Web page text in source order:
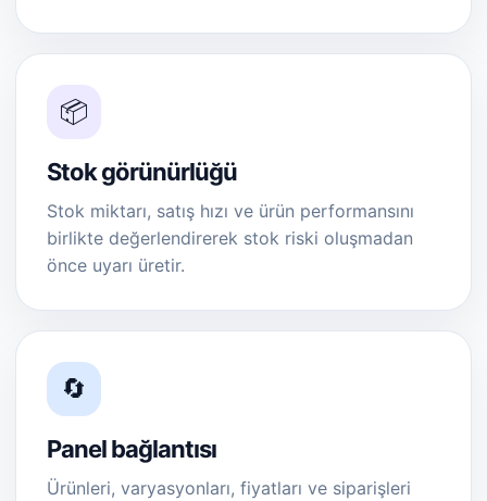
📦
Stok görünürlüğü
Stok miktarı, satış hızı ve ürün performansını
birlikte değerlendirerek stok riski oluşmadan
önce uyarı üretir.
🔄
Panel bağlantısı
Ürünleri, varyasyonları, fiyatları ve siparişleri